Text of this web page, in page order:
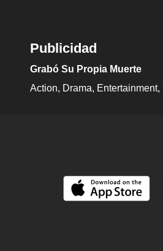
Publicidad
Grabó Su Propia Muerte
Action
Drama Entertainment